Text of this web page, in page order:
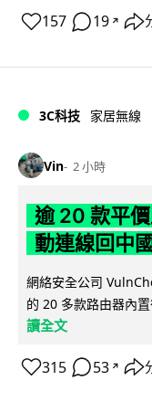
157 19 ↗
3C科技 家居無線
Vin 2 小時
逾 20 款平
動連線回中
網絡安全公司
的 20 多款路由器內
讀全文
315 53 ↗